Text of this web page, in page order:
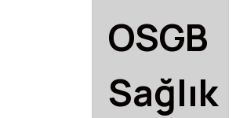
OSGB
Sağlık